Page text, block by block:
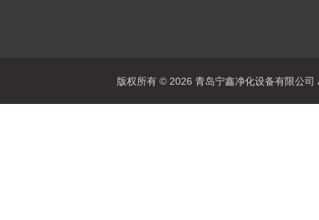
版权所有 © 2026 青岛宁鑫净化设备有限